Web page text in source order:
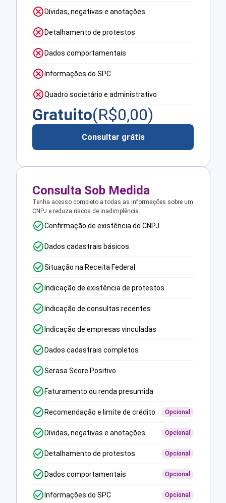
Dívidas, negativas e anotações
Detalhamento de protestos
Dados comportamentais
Informações do SPC
Quadro societário e administrativo
Gratuito(R$0,00)
Consultar grátis
Consulta Sob Medida
Tenha acesso completo a todas as informações sobre um
CNPJ e reduza riscos de inadimplência.
Confirmação de existência do CNPJ
Dados cadastrais básicos
Situação na Receita Federal
Indicação de existência de protestos
Indicação de consultas recentes
Indicação de empresas vinculadas
Dados cadastrais completos
Serasa Score Positivo
Faturamento ou renda presumida
Recomendação e limite de crédito Opcional
Dívidas, negativas e anotações Opcional
Detalhamento de protestos Opcional
Dados comportamentais Opcional
Informações do SPC Opcional